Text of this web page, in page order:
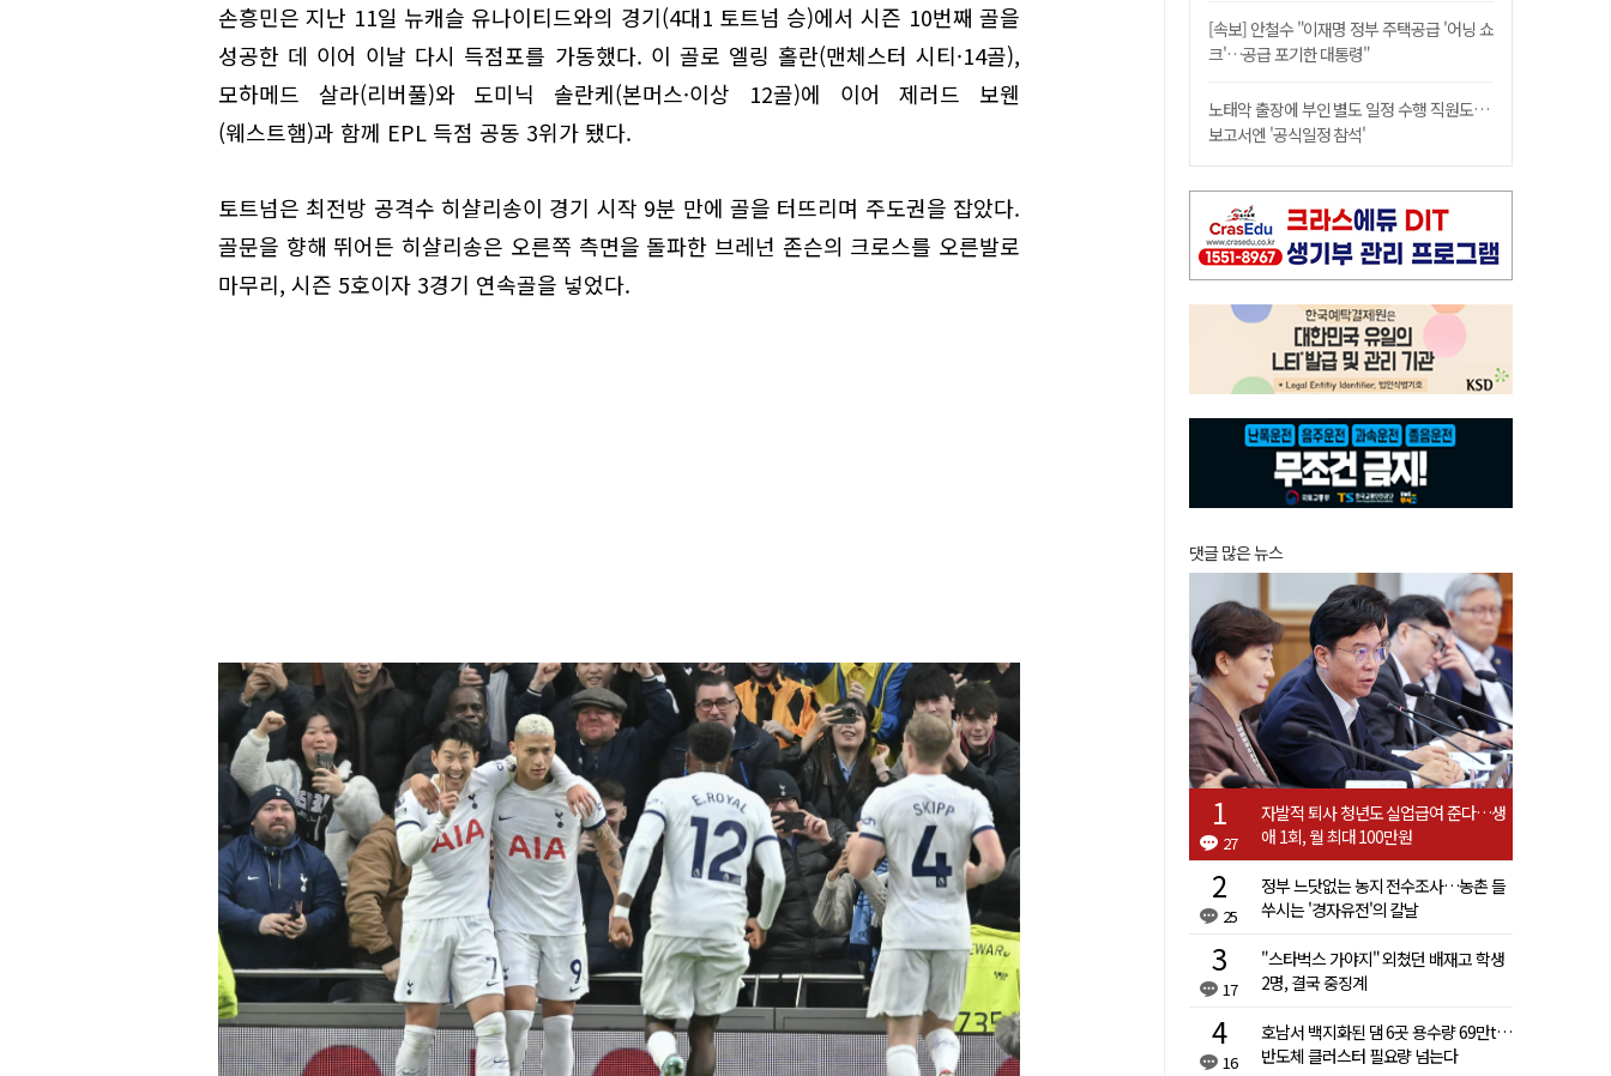
손흥민은 지난 11일 뉴캐슬 유나이티드와의 경기(4대1 토트넘 승)에서 시즌 10번째 골을
성공한 데 이어 이날 다시 득점포를 가동했다. 이 골로 엘링 홀란(맨체스터 시티·14골),
모하메드 살라(리버풀)와 도미닉 솔란케(본머스·이상 12골)에 이어 제러드 보웬
(웨스트햄)과 함께 EPL 득점 공동 3위가 됐다.
토트넘은 최전방 공격수 히샬리송이 경기 시작 9분 만에 골을 터뜨리며 주도권을 잡았다.
골문을 향해 뛰어든 히샬리송은 오른쪽 측면을 돌파한 브레넌 존슨의 크로스를 오른발로
마무리, 시즌 5호이자 3경기 연속골을 넣었다.
[속보] 안철수 "이재명 정부 주택공급 '어닝 쇼
크'…공급 포기한 대통령"
노태악 출장에 부인 별도 일정 수행 직원도…
보고서엔 '공식일정 참석'
댓글 많은 뉴스
27
자발적 퇴사 청년도 실업급여 준다…생
애 1회, 월 최대 100만원
25
정부 느닷없는 농지 전수조사…농촌 들
쑤시는 '경자유전'의 칼날
17
"스타벅스 가야지" 외쳤던 배재고 학생
2명, 결국 중징계
16
호남서 백지화된 댐 6곳 용수량 69만t…
반도체 클러스터 필요량 넘는다